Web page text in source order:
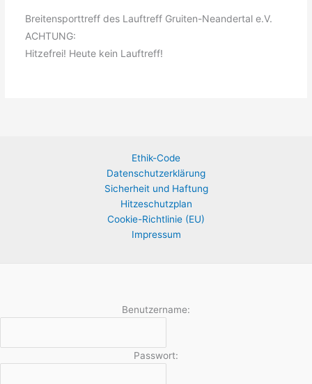
Breitensporttreff des Lauftreff Gruiten-Neandertal e.V.
ACHTUNG:
Hitzefrei! Heute kein Lauftreff!
Ethik-Code
Datenschutzerklärung
Sicherheit und Haftung
Hitzeschutzplan
Cookie-Richtlinie (EU)
Impressum
Benutzername:
Passwort: